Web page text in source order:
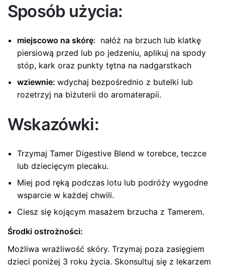
Sposób użycia:
miejscowo na skórę: nałóż na brzuch lub klatkę
piersiową przed lub po jedzeniu, aplikuj na spody
stóp, kark oraz punkty tętna na nadgarstkach
wziewnie:wdychaj bezpośrednio z butelki lub
rozetrzyj na biżuterii do aromaterapii.
Wskazówki:
Trzymaj Tamer Digestive Blend w torebce, teczce
lub dziecięcym plecaku.
Miej pod ręką podczas lotu lub podróży wygodne
wsparcie w każdej chwili.
Ciesz się kojącym masażem brzucha z Tamerem.
Środki ostrożności:
Możliwa wrażliwość skóry. Trzymaj poza zasięgiem
dzieci poniżej 3 roku życia. Skonsultuj się z lekarzem